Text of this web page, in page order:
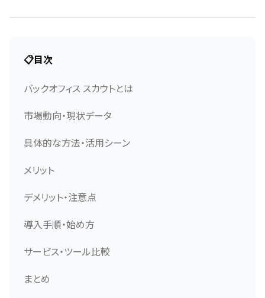
📋目次
バックオフィス スカウトとは
市場動向・現状データ
具体的な方法・活用シーン
メリット
デメリット・注意点
導入手順・始め方
サービス・ツール比較
まとめ